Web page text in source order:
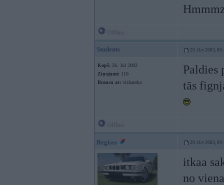
Students 29. Oct 2003,
Kopš: 26. Jul 2002
Ziņojumi: 110
Braucu ar: viskautko
Paldies
tās
Regisss 29. Oct 2003,
itkaa
no